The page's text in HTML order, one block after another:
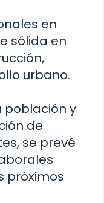
en
sólida en
urbano.
población y
de
se prevé
próximos